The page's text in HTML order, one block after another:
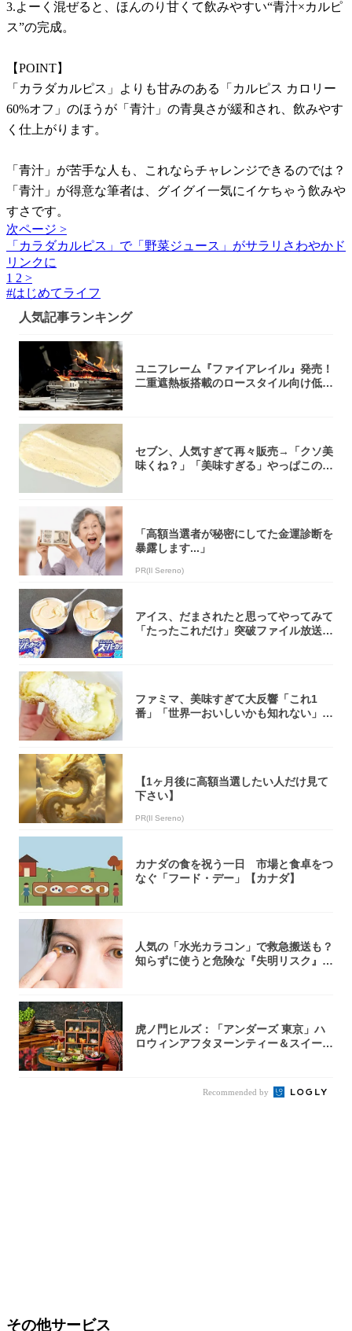
3.よーく混ぜると、ほんのり甘くて飲みやすい“青汁×カルピ
ス”の完成。
【POINT】
「カラダカルピス」よりも甘みのある「カルピス カロリー
60%オフ」のほうが「青汁」の青臭さが緩和され、飲みやす
く仕上がります。
「青汁」が苦手な人も、これならチャレンジできるのでは？
「青汁」が得意な筆者は、グイグイ一気にイケちゃう飲みや
すさです。
次ページ >
「カラダカルピス」で「野菜ジュース」がサラリさわやかド
リンクに
1 2 >
#はじめてライフ
人気記事ランキング
ユニフレーム『ファイアレイル』発売！
二重遮熱板搭載のロースタイル向け低型
セブン、人気すぎて再々販売→「クソ美
味くね？」「美味すぎる」やっぱこのク
「高額当選者が秘密にしてた金運診断を
暴露します...」
PR(Il Sereno)
アイス、だまされたと思ってやってみて
「たったこれだけ」突破ファイル放送で
ファミマ、美味すぎて大反響「これ1
番」「世界一おいしいかも知れない」
【1ヶ月後に高額当選したい人だけ見て
下さい】
PR(Il Sereno)
カナダの食を祝う一日 市場と食卓をつ
なぐ「フード・デー」【カナダ】
人気の「水光カラコン」で救急搬送も？
知らずに使うと危険な『失明リスク』と
虎ノ門ヒルズ：「アンダーズ 東京」ハ
ロウィンアフタヌーンティー＆スイーツ
Recommended by
その他サービス